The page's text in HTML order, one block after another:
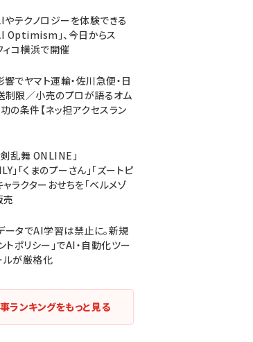
テクノロジーを体験できる
Optimism」、今日からス
ィコ横浜で開催
でヤマト運輸・佐川急便・日
制限／小売のプロが語るオム
の条件【ネッ担アクセスラン
乱舞 ONLINE」
」「くまのプーさん」「ズートピ
ラクターおせちを「ベルメゾ
売
タでAI学習は禁止に。新規
トポリシー」でAI・自動化ツー
ルが厳格化
ランキングをもっと見る